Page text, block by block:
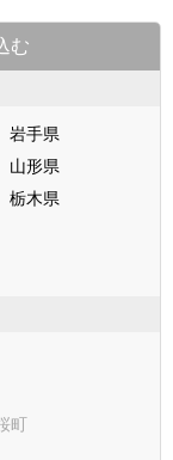
む
岩手県
山形県
栃木県
和歌山県
町